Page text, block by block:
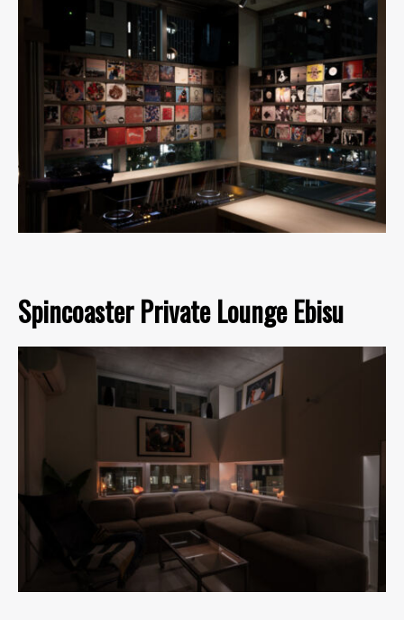
Spincoaster Private Lounge Ebisu